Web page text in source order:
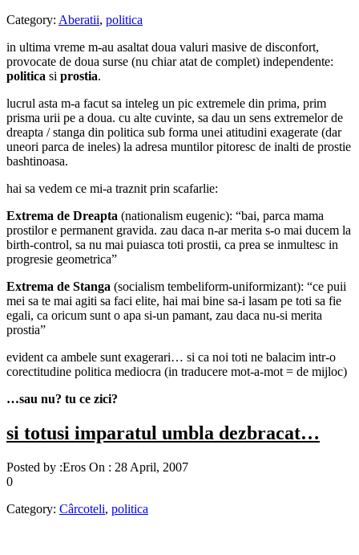
Category: Aberatii, politica
in ultima vreme m-au asaltat doua valuri masive de disconfort,
provocate de doua surse (nu chiar atat de complet) independente:
politica si prostia.
lucrul asta m-a facut sa inteleg un pic extremele din prima, prim
prisma urii pe a doua. cu alte cuvinte, sa dau un sens extremelor de
dreapta / stanga din politica sub forma unei atitudini exagerate (dar
uneori parca de ineles) la adresa muntilor pitoresc de inalti de prostie
bashtinoasa.
hai sa vedem ce mi-a traznit prin scafarlie:
Extrema de Dreapta (nationalism eugenic): “bai, parca mama
prostilor e permanent gravida. zau daca n-ar merita s-o mai ducem la
birth-control, sa nu mai puiasca toti prostii, ca prea se inmultesc in
progresie geometrica”
Extrema de Stanga (socialism tembeliform-uniformizant): “ce puii
mei sa te mai agiti sa faci elite, hai mai bine sa-i lasam pe toti sa fie
egali, ca oricum sunt o apa si-un pamant, zau daca nu-si merita
prostia”
evident ca ambele sunt exagerari… si ca noi toti ne balacim intr-o
corectitudine politica mediocra (in traducere mot-a-mot = de mijloc)
…sau nu? tu ce zici?
si totusi imparatul umbla dezbracat…
Posted by :Eros On : 28 April, 2007
0
Category: Cârcoteli, politica